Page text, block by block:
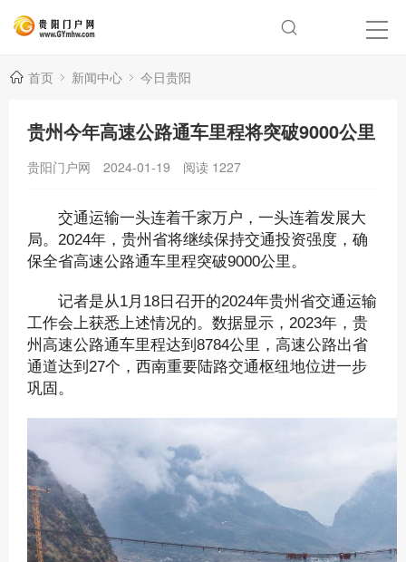
首页 新闻中心 今日贵阳
贵州今年高速公路通车里程将突破9000公里
贵阳门户网 2024-01-19 阅读 1227
交通运输一头连着千家万户，一头连着发展大
局。2024年，贵州省将继续保持交通投资强度，确
保全省高速公路通车里程突破9000公里。
记者是从1月18日召开的2024年贵州省交通运输
工作会上获悉上述情况的。数据显示，2023年，贵
州高速公路通车里程达到8784公里，高速公路出省
通道达到27个，西南重要陆路交通枢纽地位进一步
巩固。